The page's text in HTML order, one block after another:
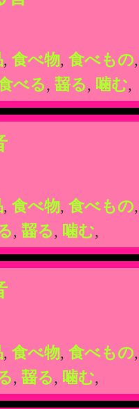
, 食べ物, 食べもの
べる, 齧る, 噛む,
, 食べ物, 食べもの
, 齧る, 噛む,
, 食べ物, 食べもの
, 齧る, 噛む,